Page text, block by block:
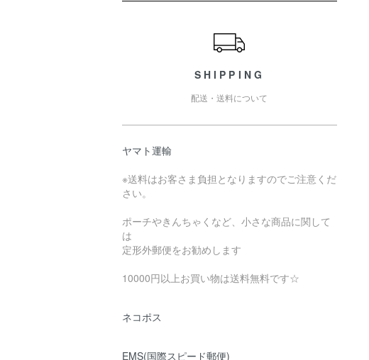
SHIPPING
配送・送料について
ヤマト運輸
※送料はお客さま負担となりますのでご注意くだ
さい。
ポーチやきんちゃくなど、小さな商品に関して
は
定形外郵便をお勧めします
10000円以上お買い物は送料無料です☆
ネコポス
EMS(国際スピード郵便)